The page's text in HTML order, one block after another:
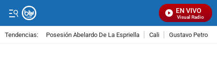
EN VIVO
Señal Visual Radio
Tendencias: Posesión Abelardo De La Espriella Cali Gustavo Petro